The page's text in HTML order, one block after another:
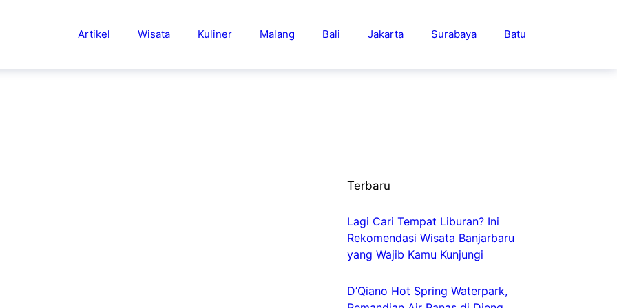
Artikel Wisata Kuliner Malang Bali Jakarta Surabaya Batu
Terbaru
Lagi Cari Tempat Liburan? Ini
Rekomendasi Wisata Banjarbaru
yang Wajib Kamu Kunjungi
D’Qiano Hot Spring Waterpark,